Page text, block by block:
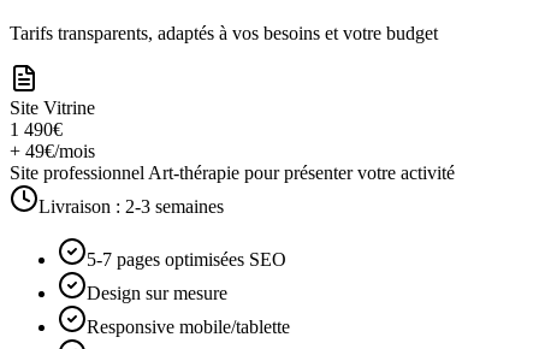
Tarifs transparents, adaptés à vos besoins et votre budget
Site Vitrine
1 490€
+ 49€/mois
Site professionnel Art-thérapie pour présenter votre activité
Livraison : 2-3 semaines
5-7 pages optimisées SEO
Design sur mesure
Responsive mobile/tablette